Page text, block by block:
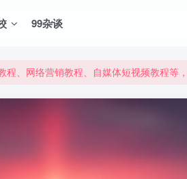
99杂谈
、网络营销教程、自媒体短视频教程等
、网络营销教程、自媒体短视频教程等